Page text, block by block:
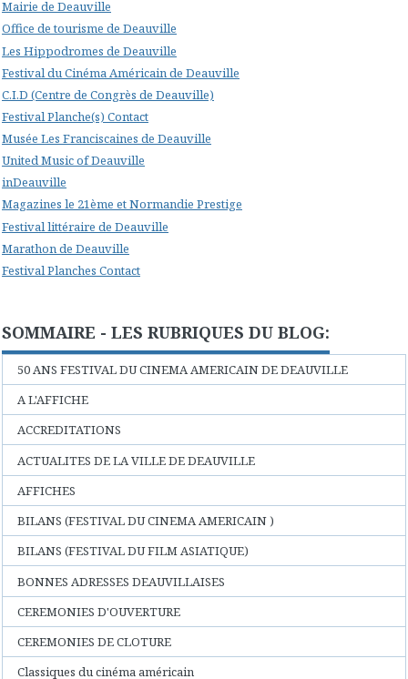
Mairie de Deauville
Office de tourisme de Deauville
Les Hippodromes de Deauville
Festival du Cinéma Américain de Deauville
C.I.D (Centre de Congrès de Deauville)
Festival Planche(s) Contact
Musée Les Franciscaines de Deauville
United Music of Deauville
inDeauville
Magazines le 21ème et Normandie Prestige
Festival littéraire de Deauville
Marathon de Deauville
Festival Planches Contact
SOMMAIRE - LES RUBRIQUES DU BLOG:
50 ANS FESTIVAL DU CINEMA AMERICAIN DE DEAUVILLE
A L'AFFICHE
ACCREDITATIONS
ACTUALITES DE LA VILLE DE DEAUVILLE
AFFICHES
BILANS (FESTIVAL DU CINEMA AMERICAIN )
BILANS (FESTIVAL DU FILM ASIATIQUE)
BONNES ADRESSES DEAUVILLAISES
CEREMONIES D'OUVERTURE
CEREMONIES DE CLOTURE
Classiques du cinéma américain